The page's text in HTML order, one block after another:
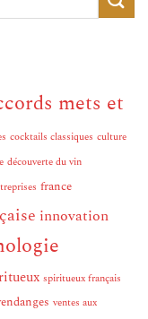
mets et
cocktails classiques culture
découverte du vin
france
innovation
spiritueux français
ventes aux